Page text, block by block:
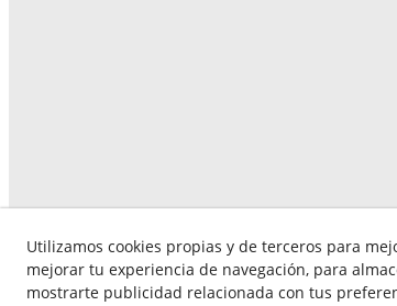
Utilizamos cookies propias y de terceros para
mejorar tu experiencia de navegación, para
mostrarte publicidad relacionada con tus